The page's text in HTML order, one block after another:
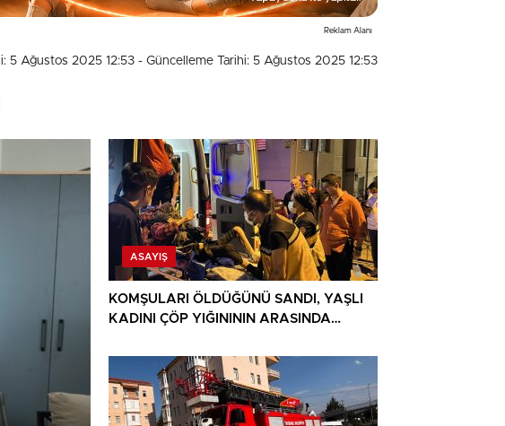
Reklam Alanı
5 Ağustos 2025 12:53 - Güncelleme Tarihi: 5 Ağustos 2025 12:53
ASAYIŞ
KOMŞULARI ÖLDÜĞÜNÜ SANDI, YAŞLI
KADINI ÇÖP YIĞINININ ARASINDA